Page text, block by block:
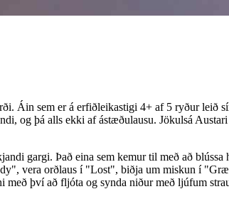
Áin sem er á erfiðleikastigi 4+ af 5 ryður leið
og þá alls ekki af ástæðulausu. Jökulsá
gargi. Það eina sem kemur til með að
vera orðlaus í "Lost", biðja um miskun í
því að fljóta og synda niður með ljúfum